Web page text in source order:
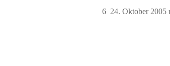
24. Oktober 2005
6